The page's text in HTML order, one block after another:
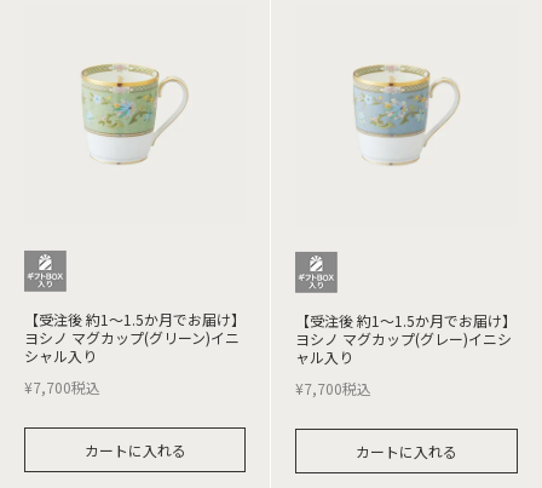
【受注後 約1～1.5か月でお届け】
ヨシノ マグカップ(グリーン)イニ
シャル入り
¥7,700税込
カートに入れる
【受注後 約1～1.5か月でお届け】
ヨシノ マグカップ(グレー)イニシ
ャル入り
¥7,700税込
カートに入れる